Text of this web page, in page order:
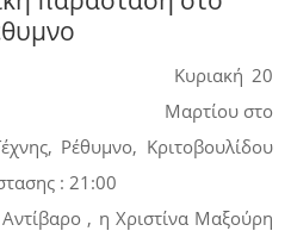
Κυριακή 20
Μαρτίου στο
Ρέθυμνο, Κριτοβουλίδου
: 21:00
, η Χριστίνα Μαξούρη